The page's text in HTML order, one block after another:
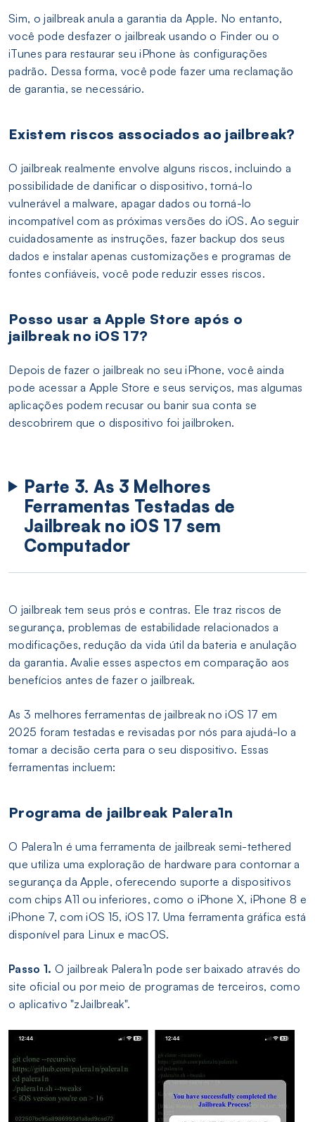
Sim, o jailbreak anula a garantia da Apple. No entanto,
você pode desfazer o jailbreak usando o Finder ou o
iTunes para restaurar seu iPhone às configurações
padrão. Dessa forma, você pode fazer uma reclamação
de garantia, se necessário.
Existem riscos associados ao jailbreak?
O jailbreak realmente envolve alguns riscos, incluindo a
possibilidade de danificar o dispositivo, torná-lo
vulnerável a malware, apagar dados ou torná-lo
incompatível com as próximas versões do iOS. Ao seguir
cuidadosamente as instruções, fazer backup dos seus
dados e instalar apenas customizações e programas de
fontes confiáveis, você pode reduzir esses riscos.
Posso usar a Apple Store após o
jailbreak no iOS 17?
Depois de fazer o jailbreak no seu iPhone, você ainda
pode acessar a Apple Store e seus serviços, mas algumas
aplicações podem recusar ou banir sua conta se
descobrirem que o dispositivo foi jailbroken.
Parte 3. As 3 Melhores
Ferramentas Testadas de
Jailbreak no iOS 17 sem
Computador
O jailbreak tem seus prós e contras. Ele traz riscos de
segurança, problemas de estabilidade relacionados a
modificações, redução da vida útil da bateria e anulação
da garantia. Avalie esses aspectos em comparação aos
benefícios antes de fazer o jailbreak.
As 3 melhores ferramentas de jailbreak no iOS 17 em
2025 foram testadas e revisadas por nós para ajudá-lo a
tomar a decisão certa para o seu dispositivo. Essas
ferramentas incluem:
Programa de jailbreak Palera1n
O Palera1n é uma ferramenta de jailbreak semi-tethered
que utiliza uma exploração de hardware para contornar a
segurança da Apple, oferecendo suporte a dispositivos
com chips A11 ou inferiores, como o iPhone X, iPhone 8 e
iPhone 7, com iOS 15, iOS 17. Uma ferramenta gráfica está
disponível para Linux e macOS.
Passo 1. O jailbreak Palera1n pode ser baixado através do
site oficial ou por meio de programas de terceiros, como
o aplicativo "zJailbreak".